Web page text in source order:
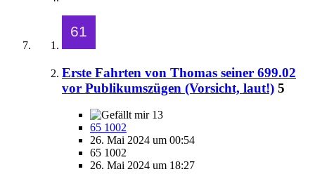
Erste Fahrten von Thomas seiner 699.02
vor Publikumszügen (Vorsicht, laut!) 5
13
65 1002
26. Mai 2024 um 00:54
65 1002
26. Mai 2024 um 18:27